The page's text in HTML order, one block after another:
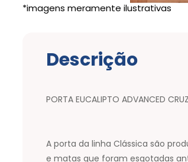
Descrição
PORTA EUCALIPTO ADVANCED
A porta da linha Clássica são
e matas que foram esgotadas